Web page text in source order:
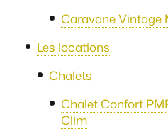
Caravane Vintage
Les locations
Chalets
Chalet Confort
Clim